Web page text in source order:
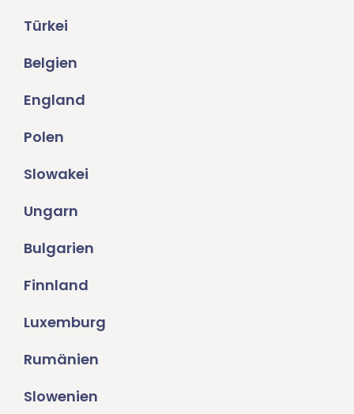
Türkei
Belgien
England
Polen
Slowakei
Ungarn
Bulgarien
Finnland
Luxemburg
Rumänien
Slowenien